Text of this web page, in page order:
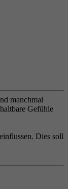
manchmal
Gefühle
Dies soll